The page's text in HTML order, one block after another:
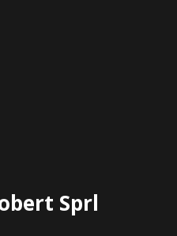
Sprl